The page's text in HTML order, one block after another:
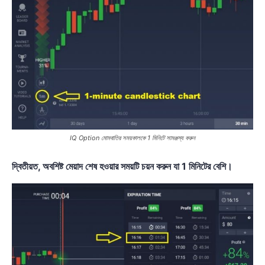
IQ Option মোমবাতির সময়কালকে 1 মিনিটে সামঞ্জস্য করুন
দ্বিতীয়ত, অবশিষ্ট মেয়াদ শেষ হওয়ার সময়টি চয়ন করুন যা 1 মিনিটের বেশি।